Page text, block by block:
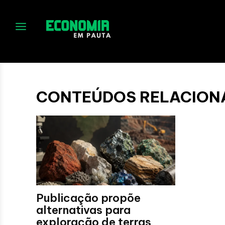
CONTEÚDOS
Publicação propõe
alternativas para
exploração de terras